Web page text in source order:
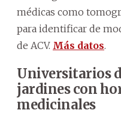
médicas como
para identificar de
de ACV. Más datos.
Universitarios
jardines con
medicinales